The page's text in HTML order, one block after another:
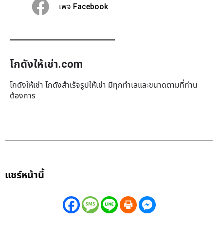
เพจ Facebook
โกดังให้เช่า.com
โกดังให้เช่า โกดังสำเร็จรูปให้เช่า มีทุกทำเล​และขนาดตามที่ท่าน
ต้องการ
แชร์หน้านี้